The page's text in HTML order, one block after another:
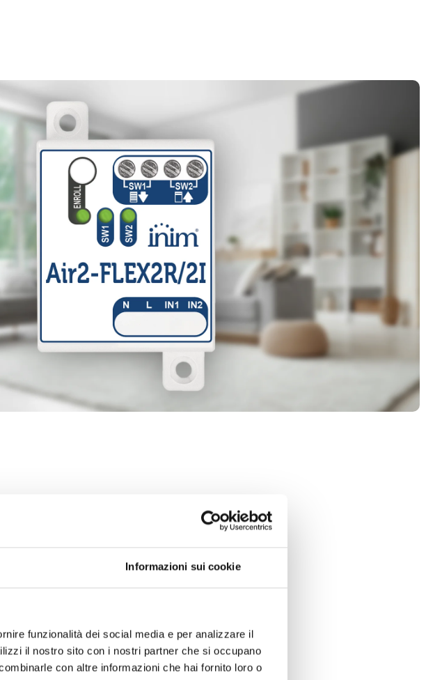
Informazioni sui cookie
funzionalità dei social media e per analizzare il
il nostro sito con i nostri partner che si occupano
con altre informazioni che hai fornito loro o